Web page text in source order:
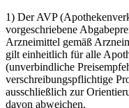
1) Der AVP
vorgeschriebene
Arzneimittel gemäß
gilt einheitlich für alle
(unverbindliche
verschreibungspflichtige
ausschließlich zur
davon abweichen.